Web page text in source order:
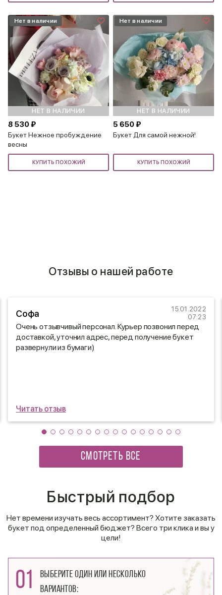
НЕТ В НАЛИЧИИ
Нет в наличии
8 530 ₽
Букет Нежное пробуждение
весны
КУПИТЬ ПОХОЖИЙ
НЕТ В НАЛИЧИИ
Нет в наличии
5 650 ₽
Букет Для самой нежной!
КУПИТЬ ПОХОЖИЙ
Отзывы о нашей работе
Софа
15.01.2022
07:23
Очень отзывчивый персонал. Курьер позвонил перед
доставкой, уточнил адрес, перед получение букет
развернули из бумаги)
Читать отзыв
СМОТРЕТЬ ВСЕ
Быстрый подбор
Нет времени изучать весь ассортимент? Хотите заказать
букет под определенный бюджет? Всего три клика и вы у
цели!
01
Выберите один или несколько
вариантов: